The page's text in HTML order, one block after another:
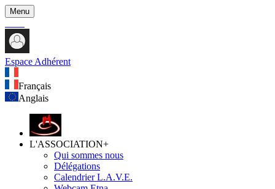
Menu
Espace Adhérent
Français
Anglais
L'ASSOCIATION+
Qui sommes nous
Délégations
Calendrier L.A.V.E.